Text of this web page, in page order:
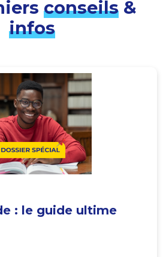
conseils&
infos
: le guide ultime